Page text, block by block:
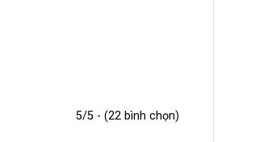
5/5 - (22 bình chọn)